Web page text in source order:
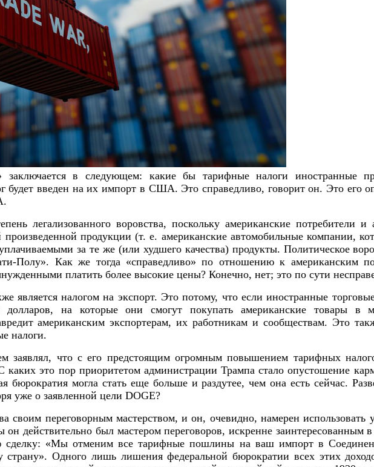
заключается в следующем: какие бы тарифные налоги иностранные
будет введен на их импорт в США. Это справедливо, говорит он. Это его
легализованного воровства, поскольку американские потребители
продукции (т. е. американские автомобильные компании,
за те же (или худшего качества) продукты. Политическое
Полу». Как же тогда «справедливо» по отношению к американским
платить более высокие цены? Конечно, нет; это по сути
является налогом на экспорт. Это потому, что если иностранные
на которые они смогут покупать американские товары в
американским экспортерам, их работникам и сообществам. Это
налоги.
заявлял, что с его предстоящим огромным повышением тарифных
это пор приоритетом администрации Трампа стало опустошение
могла стать еще больше и раздутее, чем она есть сейчас.
уже о заявленной цели DOGE?
своим переговорным мастерством, и он, очевидно, намерен
он действительно был мастером переговоров, искренне заинтересованным
сделку: «Мы отменим все тарифные пошлины на ваш импорт в
Одного лишь лишения федеральной бюрократии всех этих